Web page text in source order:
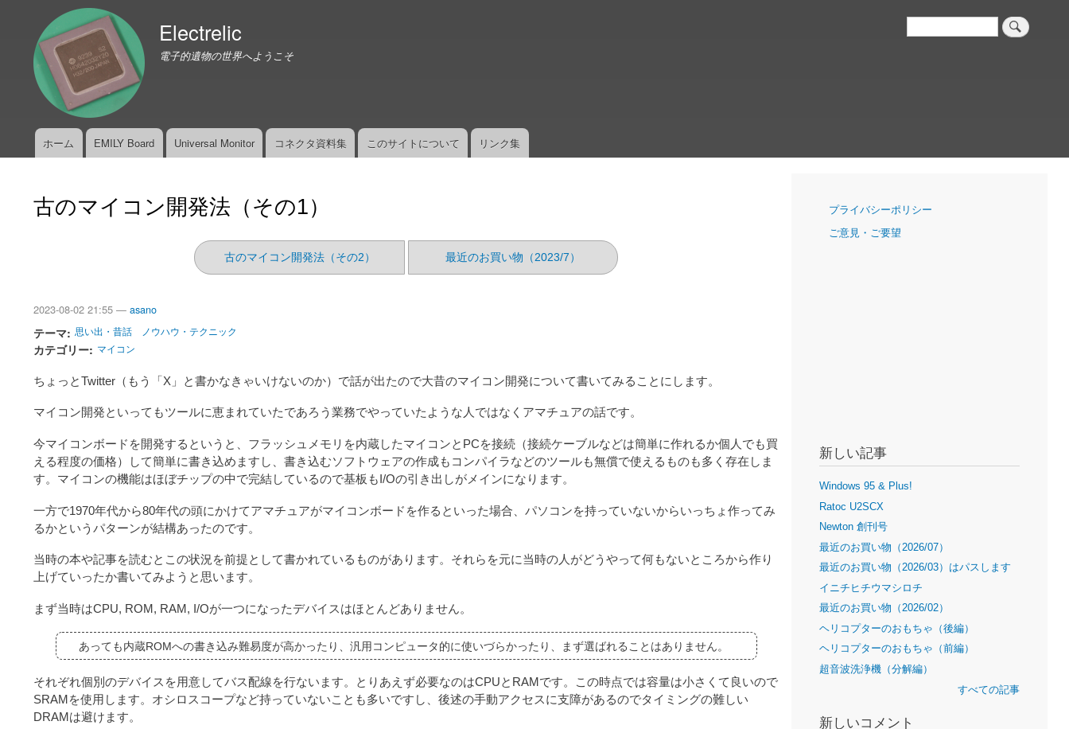
検
索
Electrelic
電子的遺物の世界へようこそ
メ
ホーム EMILY Board Universal Monitor コネクタ資料集 このサイトについて リンク集
古のマイコン開発法（その1）
古のマイコン開発法（その2） 最近のお買い物（2023/7）
2023-08-02 21:55 — asano
テーマ 思い出・昔話 ノウハウ・テクニック
カテゴリー マイコン
ちょっとTwitter（もう「X」と書かなきゃいけないのか）で話が出たので大昔のマイコン開発について書いてみることにします。
マイコン開発といってもツールに恵まれていたであろう業務でやっていたような人ではなくアマチュアの話です。
今マイコンボードを開発するというと、フラッシュメモリを内蔵したマイコンとPCを接続（接続ケーブルなどは簡単に作れるか個人でも買
える程度の価格）して簡単に書き込めますし、書き込むソフトウェアの作成もコンパイラなどのツールも無償で使えるものも多く存在しま
す。マイコンの機能はほぼチップの中で完結しているので基板もI/Oの引き出しがメインになります。
一方で1970年代から80年代の頭にかけてアマチュアがマイコンボードを作るといった場合、パソコンを持っていないからいっちょ作ってみ
るかというパターンが結構あったのです。
当時の本や記事を読むとこの状況を前提として書かれているものがあります。それらを元に当時の人がどうやって何もないところから作り
上げていったか書いてみようと思います。
まず当時はCPU, ROM, RAM, I/Oが一つになったデバイスはほとんどありません。
あっても内蔵ROMへの書き込み難易度が高かったり、汎用コンピュータ的に使いづらかったり、まず選ばれることはありません。
それぞれ個別のデバイスを用意してバス配線を行ないます。とりあえず必要なのはCPUとRAMです。この時点では容量は小さくて良いので
SRAMを使用します。オシロスコープなど持っていないことも多いですし、後述の手動アクセスに支障があるのでタイミングの難しい
DRAMは避けます。
ナ
ゲ
プライバシーポリシー
ご意見・ご要望
新しい記事
Windows 95 & Plus!
Ratoc U2SCX
Newton 創刊号
最近のお買い物（2026/07）
最近のお買い物（2026/03）はパスします
イニチヒチウマシロチ
最近のお買い物（2026/02）
ヘリコプターのおもちゃ（後編）
ヘリコプターのおもちゃ（前編）
超音波洗浄機（分解編）
すべての記事
新しいコメント